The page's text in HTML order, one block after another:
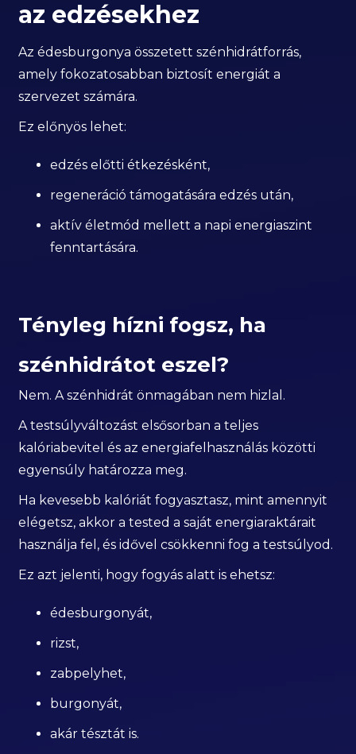
az edzésekhez
Az édesburgonya összetett szénhidrátforrás,
amely fokozatosabban biztosít energiát a
szervezet számára.
Ez előnyös lehet:
edzés előtti étkezésként,
regeneráció támogatására edzés után,
aktív életmód mellett a napi energiaszint
fenntartására.
Tényleg hízni fogsz, ha
szénhidrátot eszel?
Nem. A szénhidrát önmagában nem hizlal.
A testsúlyváltozást elsősorban a teljes
kalóriabevitel és az energiafelhasználás közötti
egyensúly határozza meg.
Ha kevesebb kalóriát fogyasztasz, mint amennyit
elégetsz, akkor a tested a saját energiaraktárait
használja fel, és idővel csökkenni fog a testsúlyod.
Ez azt jelenti, hogy fogyás alatt is ehetsz:
édesburgonyát,
rizst,
zabpelyhet,
burgonyát,
akár tésztát is.